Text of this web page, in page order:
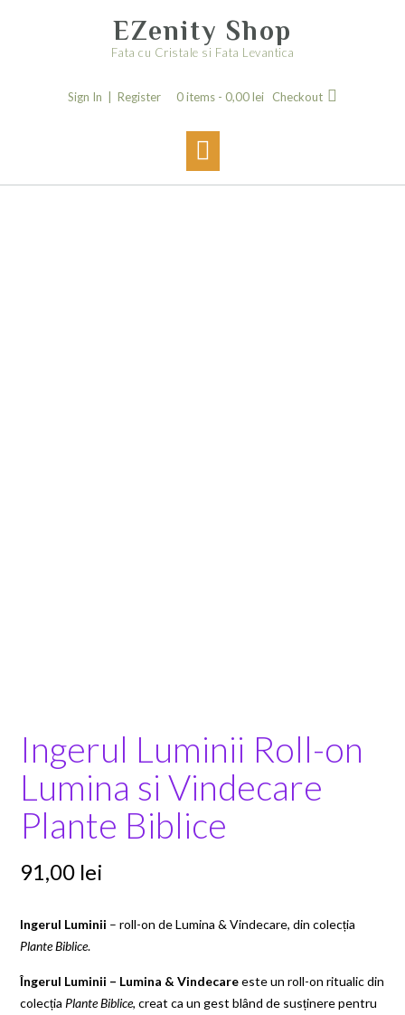
EZenity Shop
Fata cu Cristale si Fata Levantica
Sign In | Register 0 items - 0,00lei Checkout
Ingerul Luminii Roll-on
Lumina si Vindecare
Plante Biblice
91,00 lei
Ingerul Luminii – roll-on de Lumina & Vindecare, din colecția
Plante Biblice.
Îngerul Luminii – Lumina & Vindecareeste un roll-on ritualic din
colecția Plante Biblice, creat ca un gest blând de susținere pentru